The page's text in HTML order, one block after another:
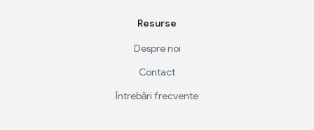
Resurse
Despre noi
Contact
Întrebări frecvente